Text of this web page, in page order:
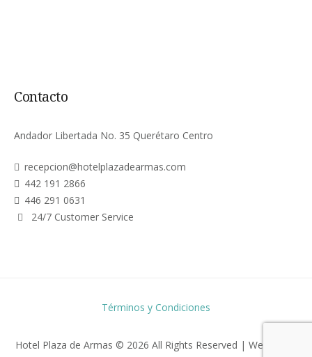
Contacto
Andador Libertada No. 35 Querétaro Centro
recepcion@hotelplazadearmas.com
442 191 2866
446 291 0631
24/7 Customer Service
Hotel Plaza de Armas © 2026 All Rights Reserved | WebBoots
Términos y Condiciones